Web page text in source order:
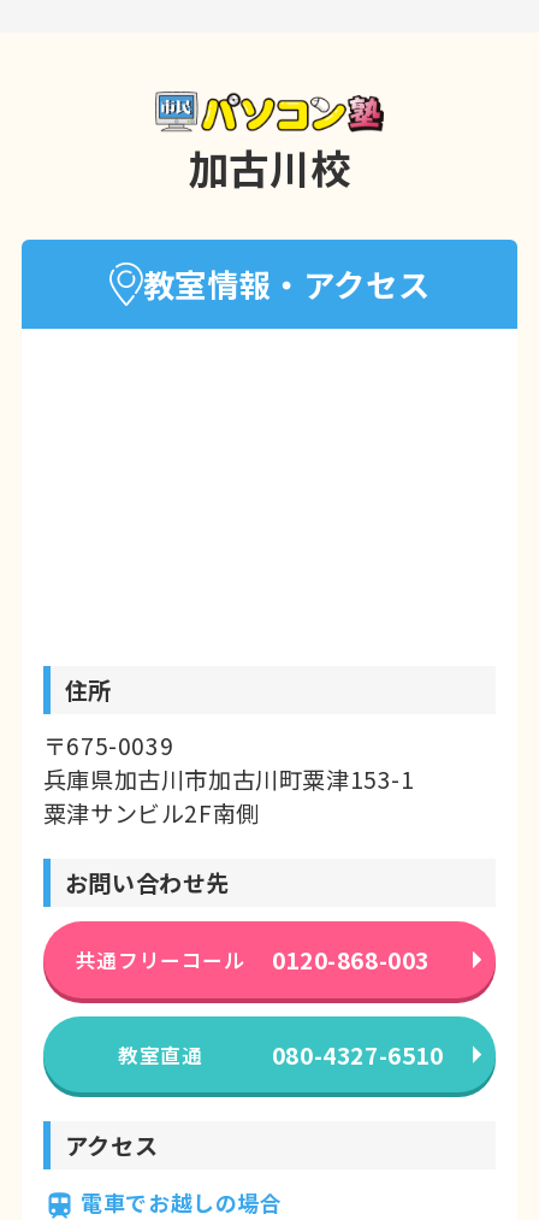
へ一歩踏み出しましょう！
基礎からし
っかり学んで
実務に役立つスキルを身
資格をGETして就職を有利に！
い合わせください
加古川校
教室情報・アクセス
住所
〒675-0039
兵庫県加古川市加古川町粟津153-1
粟津サンビル2F南側
お問い合わせ先
共通フリーコール 0120-868-003
教室直通 080-4327-6510
アクセス
電車でお越しの場合